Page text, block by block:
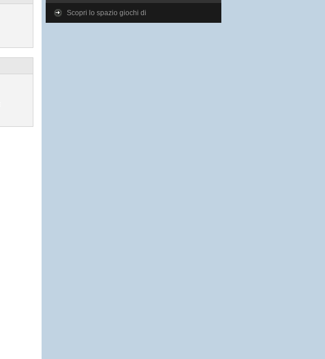
Scopri lo spazio giochi di